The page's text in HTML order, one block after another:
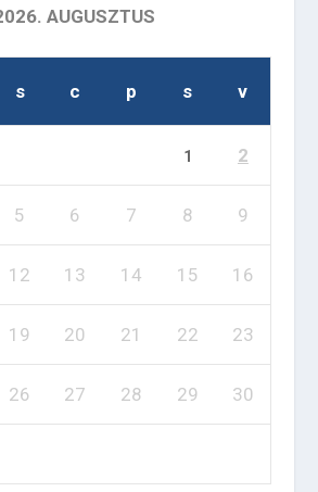
AUGUSZTUS
s c p s v
1 2
5 6 7 8 9
12 13 14 15 16
19 20 21 22 23
26 27 28 29 30